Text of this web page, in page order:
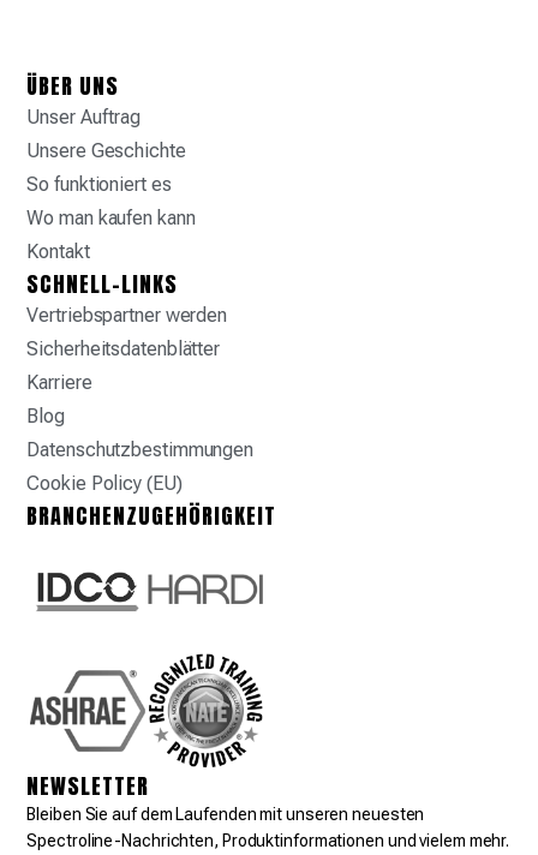
ÜBER UNS
Unser Auftrag
Unsere Geschichte
So funktioniert es
Wo man kaufen kann
Kontakt
SCHNELL-LINKS
Vertriebspartner werden
Sicherheitsdatenblätter
Karriere
Blog
Datenschutzbestimmungen
Cookie Policy (EU)
BRANCHENZUGEHÖRIGKEIT
NEWSLETTER
Bleiben Sie auf dem Laufenden mit unseren neuesten
Spectroline-Nachrichten, Produktinformationen und vielem mehr.